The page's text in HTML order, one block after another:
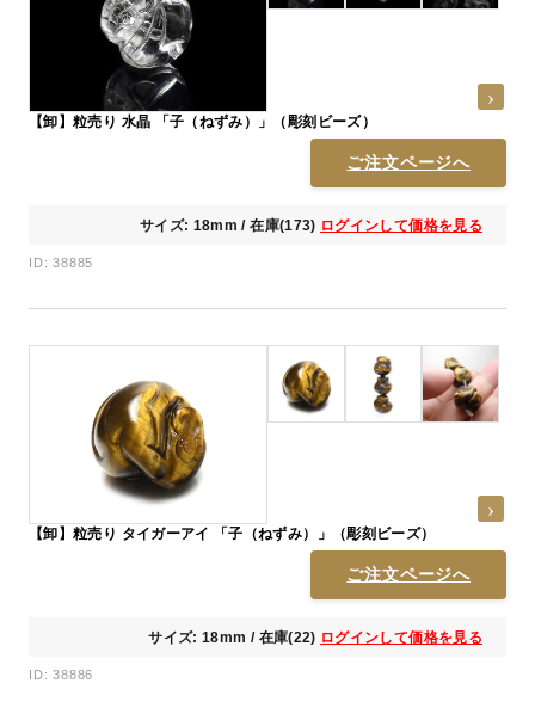
【卸】粒売り 水晶 「子（ねずみ）」（彫刻ビーズ）
ご注文ページへ
サイズ: 18mm / 在庫(173) ログインして価格を見る
ID: 38885
【卸】粒売り タイガーアイ 「子（ねずみ）」（彫刻ビーズ）
ご注文ページへ
サイズ: 18mm / 在庫(22) ログインして価格を見る
ID: 38886